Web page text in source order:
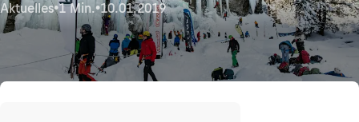
Aktuelles•1 Min.•10.01.2019